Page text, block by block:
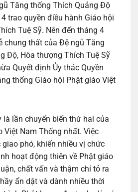
Tăng thống Thích Quảng Độ
trao quyền điều hành Giáo hội
Tuệ Sỹ. Nên đến tháng 4
chung thất của Đệ ngũ Tăng
Độ, Hòa thượng Thích Tuệ Sỹ
Quyết định Ủy thác Quyền
thống Giáo hội Phật giáo Việt
là lần chuyển biến thứ hai của
Việt Nam Thống nhất. Việc
phó, khiến nhiều vị chức
hoạt động thiên về Phật giáo
chất vấn và thậm chí tỏ ra
ẩn dật và dành nhiều thời